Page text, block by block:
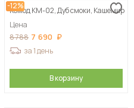
-12%
Комод КМ-02, Дуб смоки, Кашемир
Цена
8 788 7 690
за 1 день
В корзину